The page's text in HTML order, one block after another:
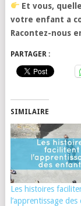
Et vous,
votre enfant a
Racontez-nous
PARTAGER :
SIMILAIRE
Les histoires
l’apprentissage